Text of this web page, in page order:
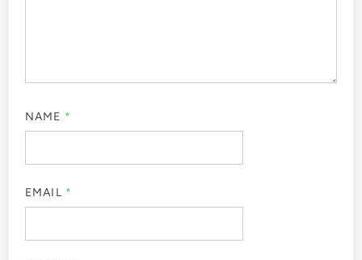
NAME *
EMAIL *